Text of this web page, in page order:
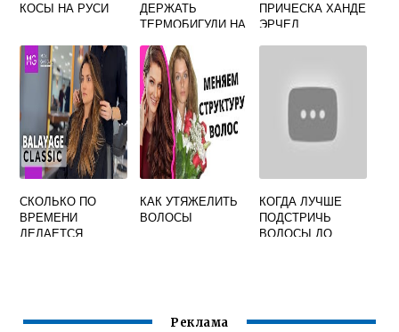
КОСЫ НА РУСИ
ДЕРЖАТЬ
ТЕРМОБИГУДИ НА
ПРИЧЕСКА ХАНДЕ
ЭРЧЕЛ
СКОЛЬКО ПО
ВРЕМЕНИ
ДЕЛАЕТСЯ
КАК УТЯЖЕЛИТЬ
ВОЛОСЫ
КОГДА ЛУЧШЕ
ПОДСТРИЧЬ
ВОЛОСЫ ДО
Реклама